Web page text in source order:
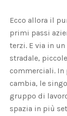
Ecco allora il
primi passi
terzi. E via in
stradale,
commerciali. In
cambia, le
gruppo di
spazia in più